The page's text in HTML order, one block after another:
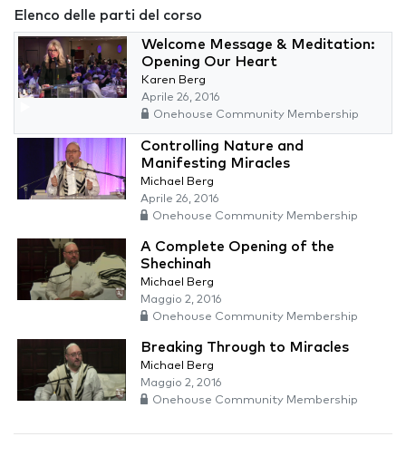
Elenco delle parti del corso
Welcome Message & Meditation:
Opening Our Heart
Karen Berg
Aprile 26, 2016
Onehouse Community Membership
Controlling Nature and
Manifesting Miracles
Michael Berg
Aprile 26, 2016
Onehouse Community Membership
A Complete Opening of the
Shechinah
Michael Berg
Maggio 2, 2016
Onehouse Community Membership
Breaking Through to Miracles
Michael Berg
Maggio 2, 2016
Onehouse Community Membership